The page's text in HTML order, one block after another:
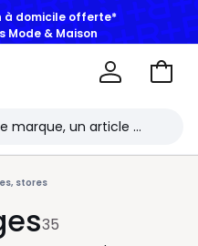
à domicile offerte*
Mode & Maison
Aller
stores
35